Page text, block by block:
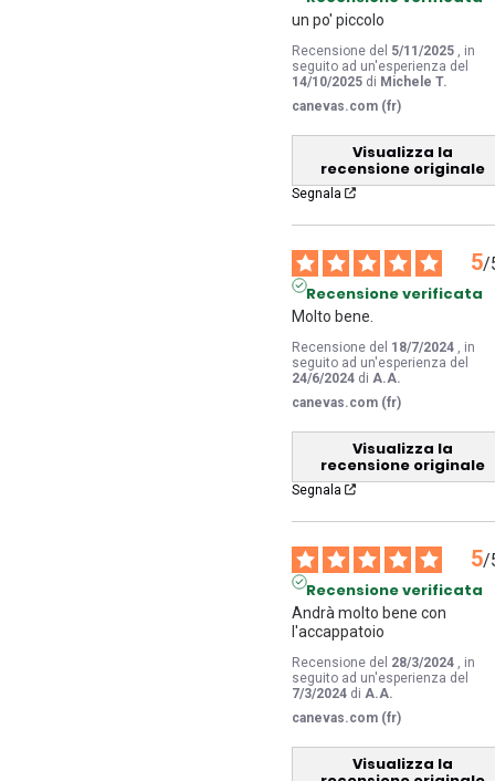
un po' piccolo
Recensione del 5/11/2025 , in
seguito ad un'esperienza del
14/10/2025 di Michele T.
canevas.com (fr)
Visualizza la
recensione originale
Segnala
5/
Recensione verificata
Molto bene.
Recensione del 18/7/2024 , in
seguito ad un'esperienza del
24/6/2024 diA.A.
canevas.com (fr)
Visualizza la
recensione originale
Segnala
5/
Recensione verificata
Andrà molto bene con
l'accappatoio
Recensione del 28/3/2024
, in
seguito ad un'esperienza del
7/3/2024 di A.A.
canevas.com (fr)
Visualizza la